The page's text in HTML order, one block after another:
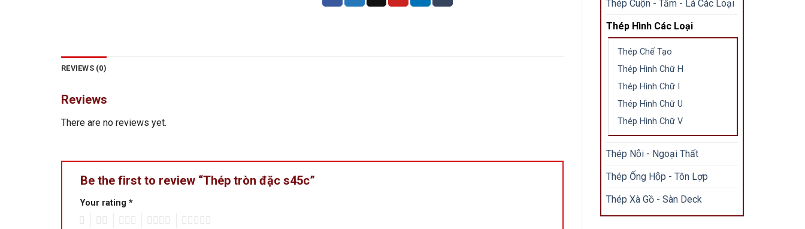
Thép Cuộn - Tấm - Lá Các Loại
Thép Hình Các Loại
Thép Chế Tạo
Thép Hình Chữ H
Thép Hình Chữ I
Thép Hình Chữ U
Thép Hình Chữ V
Thép Nội - Ngoại Thất
Thép Ống Hộp - Tôn Lợp
Thép Xà Gồ - Sàn Deck
REVIEWS (0)
Reviews
There are no reviews yet.
Be the first to review “Thép tròn đặc s45c”
Your rating *